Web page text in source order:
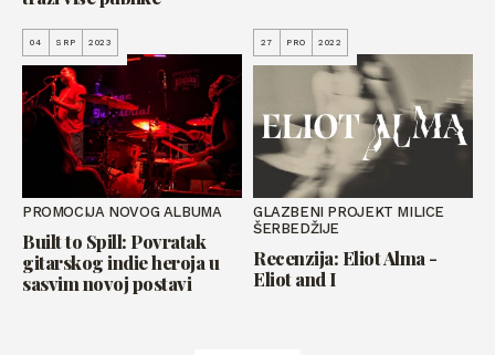
04 SRP 2023
PROMOCIJA NOVOG ALBUMA
Built to Spill: Povratak
gitarskog indie heroja u
sasvim novoj postavi
27 PRO 2022
GLAZBENI PROJEKT MILICE
ŠERBEDŽIJE
Recenzija: Eliot Alma -
Eliot and I